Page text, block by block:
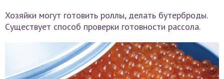
Хозяйки могут готовить роллы, делать бутерброды.
Существует способ проверки готовности рассола.